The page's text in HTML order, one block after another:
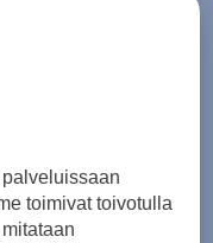
toimivat toivotulla